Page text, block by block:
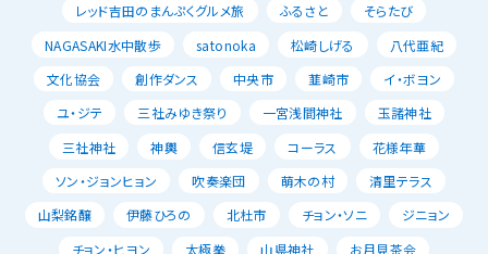
レッド吉田のまんぷくグルメ旅
ふるさと
そらたび
NAGASAKI水中散歩
satonoka 松崎しげる
八代亜紀
文化協会
創作ダンス 中央市 韮崎市
イ・ボヨン
ユ・ジテ
三社みゆき祭り 一宮浅間神社
玉諸神社
三社神社
神輿 信玄堤 コーラス
花様年華
ソン・ジョンヒョン
吹奏楽団 萌木の村
清里テラス
山梨銘醸
伊藤ひろの 北杜市 チョン・ソニ
ジニョン
チョン・ヒヨン
太極拳 山県神社 お月見茶会